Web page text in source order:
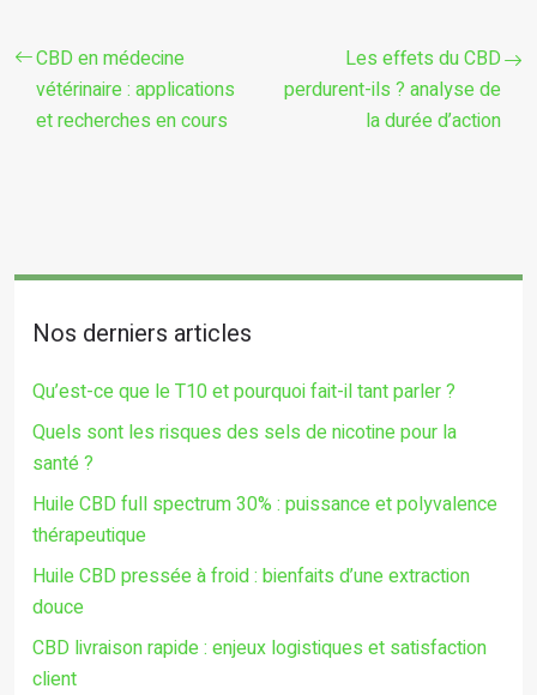
CBD en médecine
vétérinaire : applications
et recherches en cours
Les effets du CBD
perdurent-ils ? analyse de
la durée d’action
Nos derniers articles
Qu’est-ce que le T10 et pourquoi fait-il tant parler ?
Quels sont les risques des sels de nicotine pour la
santé ?
Huile CBD full spectrum 30% : puissance et polyvalence
thérapeutique
Huile CBD pressée à froid : bienfaits d’une extraction
douce
CBD livraison rapide : enjeux logistiques et satisfaction
client